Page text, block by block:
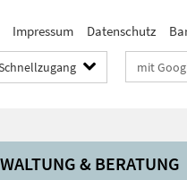
Impressum Datenschutz
& BERATUNG